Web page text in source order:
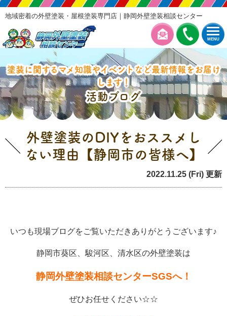
MENU
地域密着の外壁塗装・屋根塗装専門店｜静岡外壁塗装相談センター
塗装に関するマメ知識やイベントなど最新情報をお届け
します！
活動ブログ
外壁塗装のDIYをおススメし
ない理由【静岡市の皆様へ】
2022.11.25 (Fri) 更新
いつも現場ブログをご覧いただきありがとうございます♪
静岡市葵区、駿河区、清水区の外壁塗装は
静岡外壁塗装相談センターSGSへ！
ぜひお任せください☆☆